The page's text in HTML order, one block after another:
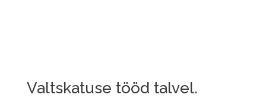
Valtskatuse tööd talvel.